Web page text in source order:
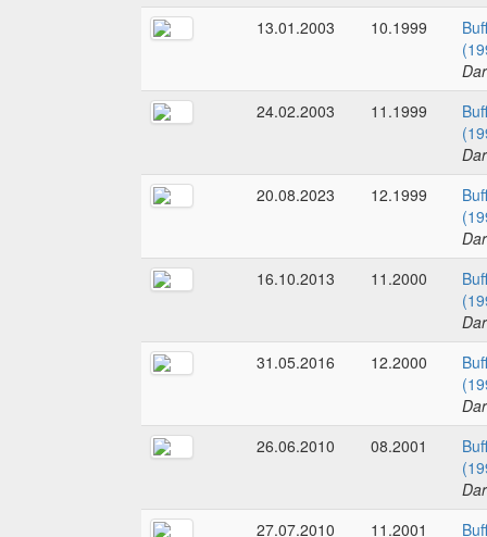
13.01.2003
10.1999
24.02.2003
11.1999
20.08.2023
12.1999
16.10.2013
11.2000
31.05.2016
12.2000
26.06.2010
08.2001
27.07.2010
11.2001